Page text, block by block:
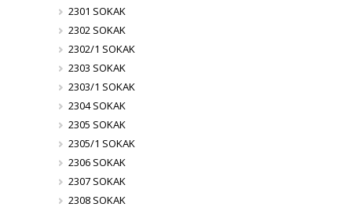
2301 SOKAK
2302 SOKAK
2302/1 SOKAK
2303 SOKAK
2303/1 SOKAK
2304 SOKAK
2305 SOKAK
2305/1 SOKAK
2306 SOKAK
2307 SOKAK
2308 SOKAK